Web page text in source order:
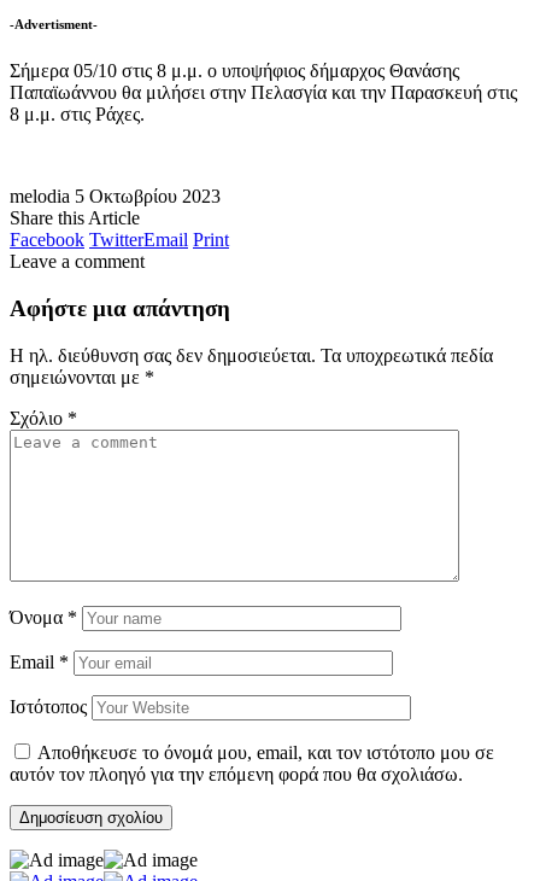
-Advertisment-
Σήμερα 05/10 στις 8 μ.μ. ο υποψήφιος δήμαρχος Θανάσης
Παπαϊωάννου θα μιλήσει στην Πελασγία και την Παρασκευή στις
8 μ.μ. στις Ράχες.
melodia 5 Οκτωβρίου 2023
Share this Article
Facebook TwitterEmail Print
Leave a comment
Αφήστε μια απάντηση
Η ηλ. διεύθυνση σας δεν δημοσιεύεται. Τα υποχρεωτικά πεδία
σημειώνονται με *
Σχόλιο *
Όνομα *
Email *
Ιστότοπος
Αποθήκευσε το όνομά μου, email, και τον ιστότοπο μου σε
αυτόν τον πλοηγό για την επόμενη φορά που θα σχολιάσω.